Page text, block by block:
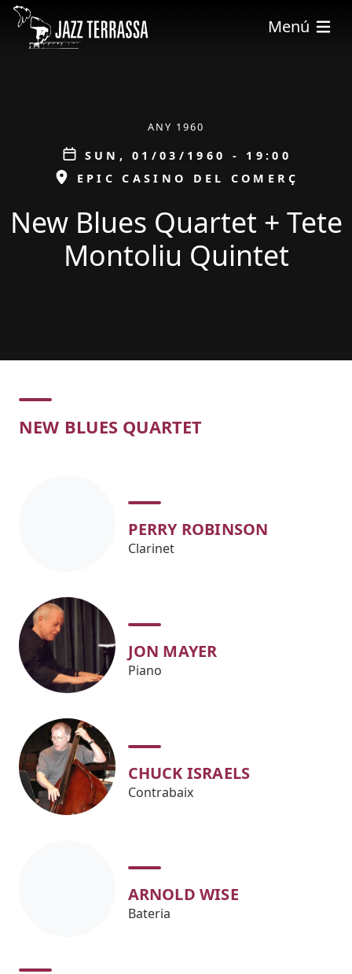
Skip to main content
Menú
ANY 1960
Data
SUN, 01/03/1960 - 19:00
ESPAI
EPIC CASINO DEL COMERÇ
New Blues Quartet + Tete
Montoliu Quintet
Concert
NEW BLUES QUARTET
PERRY ROBINSON
Clarinet
JON MAYER
Piano
CHUCK ISRAELS
Contrabaix
ARNOLD WISE
Bateria